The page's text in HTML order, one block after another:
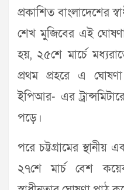
প্রকাশিত বাংলাদেশের
শেখ মুজিবের এই
হয়, ২৫শে মার্চে
প্রথম প্রহরে এ
ইপিআর- এর
পড়ে।
পরে চট্টগ্রামের স্থানীয়
২৭শে মার্চ বেশ